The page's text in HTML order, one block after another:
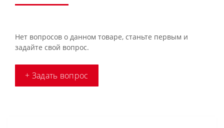
Нет вопросов о данном товаре, станьте первым и
задайте свой вопрос.
+ Задать вопрос